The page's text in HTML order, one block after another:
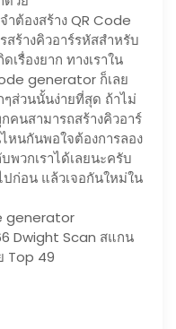
ำต้องสร้าง QR Code
ร้างคิวอาร์รหัสสำหรับ
รื่องยาก ทางเราใน
generator ก็เลย
ส่วนนั้นง่ายที่สุด ถ้าไม่
คนสามารถสร้างคิวอาร์
หนกันพอใจต้องการลอง
พวกเราได้เลยนะครับ
ก่อน แล้วเจอกันใหม่ใน
generator
Dwight Scan สแกน
Top 49